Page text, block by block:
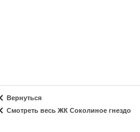
Вернуться
Смотреть весь ЖК Соколиное гнездо